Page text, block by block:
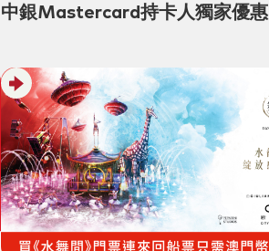
中銀Mastercard持卡人獨家優惠